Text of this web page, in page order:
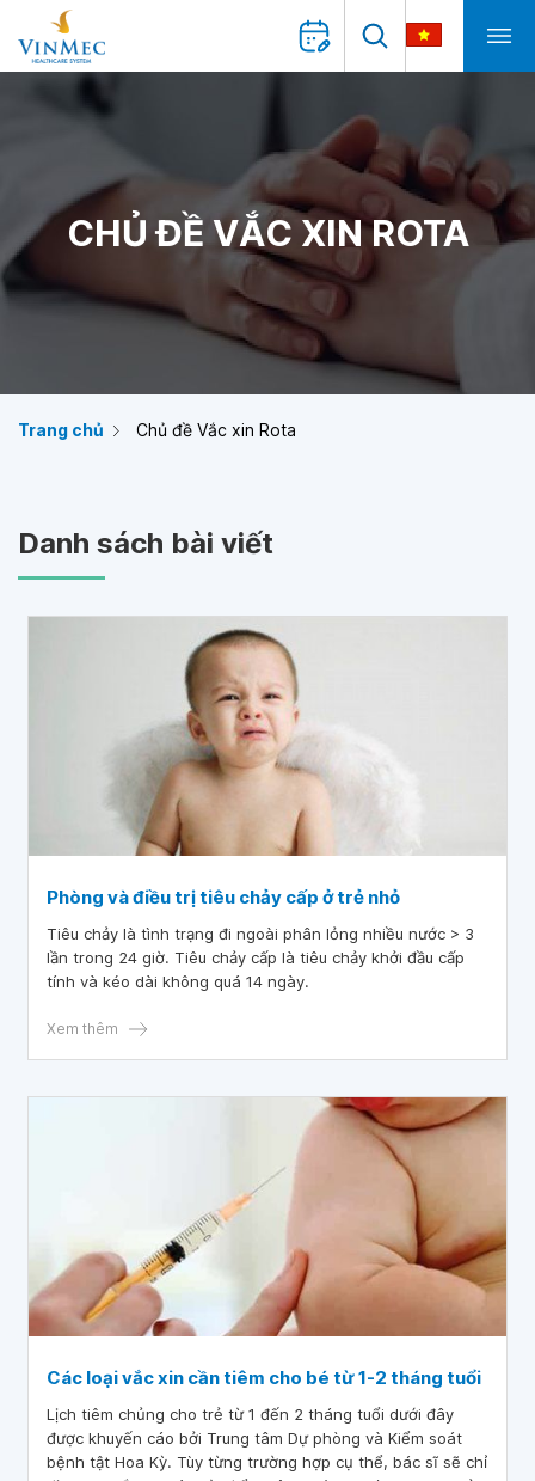
CHỦ ĐỀ VẮC XIN ROTA
Trang chủ Chủ đề Vắc xin Rota
Danh sách bài viết
Phòng và điều trị tiêu chảy cấp ở trẻ nhỏ
Tiêu chảy là tình trạng đi ngoài phân lỏng nhiều nước > 3
lần trong 24 giờ. Tiêu chảy cấp là tiêu chảy khởi đầu cấp
tính và kéo dài không quá 14 ngày.
Xem thêm
Các loại vắc xin cần tiêm cho bé từ 1-2 tháng tuổi
Lịch tiêm chủng cho trẻ từ 1 đến 2 tháng tuổi dưới đây
được khuyến cáo bởi Trung tâm Dự phòng và Kiểm soát
bệnh tật Hoa Kỳ. Tùy từng trường hợp cụ thể, bác sĩ sẽ chỉ